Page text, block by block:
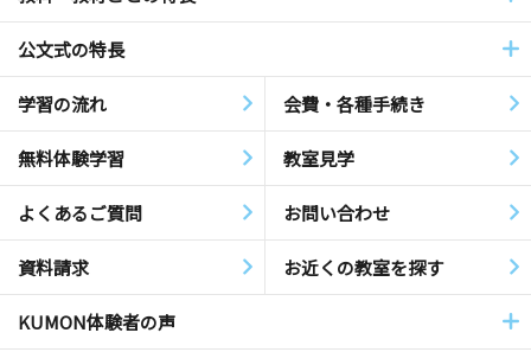
公文式の特長
学習の流れ 会費・各種手続き
無料体験学習 教室見学
よくあるご質問 お問い合わせ
資料請求 お近くの教室を探す
KUMON体験者の声